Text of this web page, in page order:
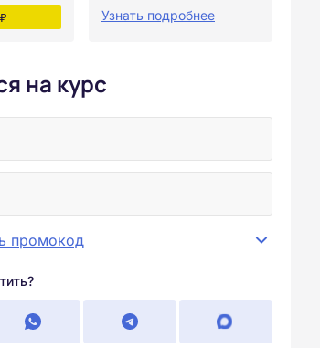
Узнать подробнее
на курс
промокод